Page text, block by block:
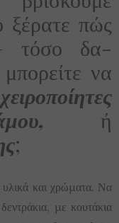
ξέρατε πώς
τόσο δα-
να
χειροποίητες
ή
;
υλικά και χρώματα. Να
με κουτάκια